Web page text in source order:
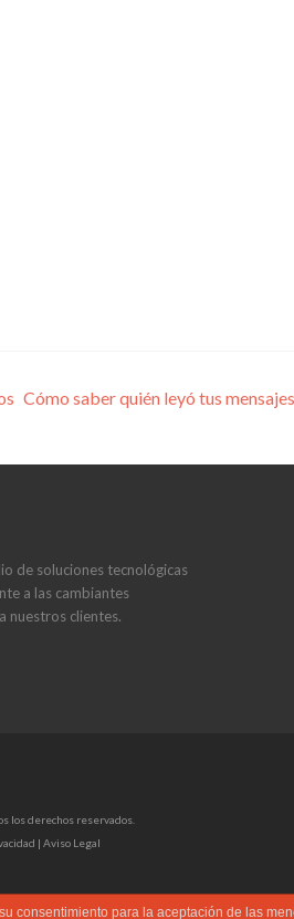
Cómo saber quién leyó tus
de soluciones tecnológicas
a las cambiantes
nuestros clientes.
los derechos reservados.
| Aviso Legal
consentimiento para la aceptación de las